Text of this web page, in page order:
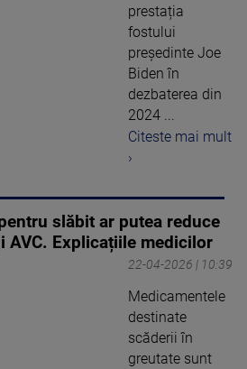
prestația
fostului
președinte Joe
Biden în
dezbaterea din
2024 ...
Citeste mai mult
›
slăbit ar putea reduce
AVC. Explicațiile medicilor
22-04-2026 | 10:39
Medicamentele
destinate
scăderii în
greutate sunt